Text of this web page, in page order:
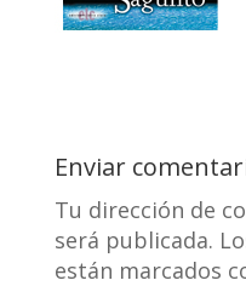
Enviar
Tu dirección de
será publicada.
están marcados